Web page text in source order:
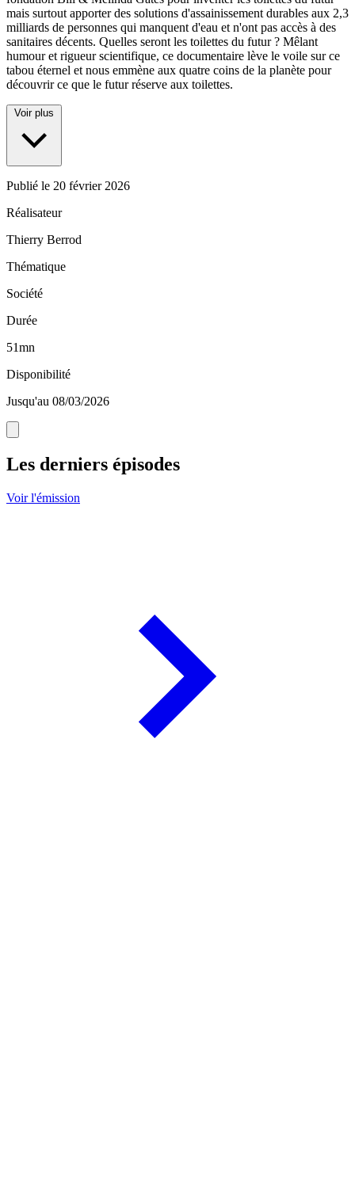
mais surtout apporter des solutions d'assainissement durables aux 2,3
milliards de personnes qui manquent d'eau et n'ont pas accès à des
sanitaires décents. Quelles seront les toilettes du futur ? Mêlant
humour et rigueur scientifique, ce documentaire lève le voile sur ce
tabou éternel et nous emmène aux quatre coins de la planète pour
découvrir ce que le futur réserve aux toilettes.
Voir plus
Publié le 20 février 2026
Réalisateur
Thierry Berrod
Thématique
Société
Durée
51mn
Disponibilité
Jusqu'au 08/03/2026
Les derniers épisodes
Voir l'émission